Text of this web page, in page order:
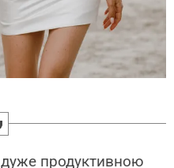
продуктивною